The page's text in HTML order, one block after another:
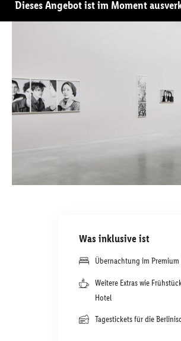
Dieses Angebot ist im Moment
Was inklusive ist
Übernachtung im
Weitere Extras wie
Hotel
Tagestickets für die